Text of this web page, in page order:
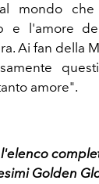
mondo
e l'amore
Ai fan della
amore".
Golden